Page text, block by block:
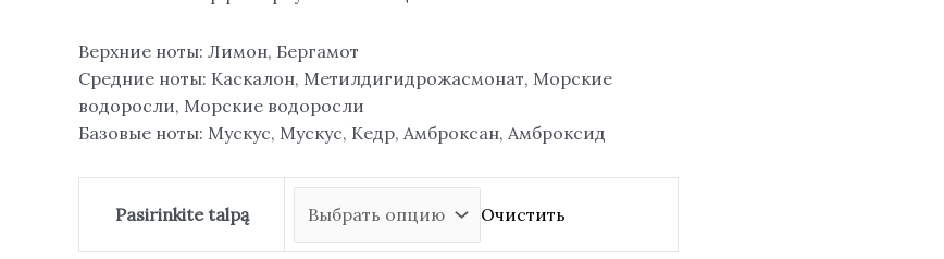
Верхние ноты: Лимон, Бергамот
Средние ноты: Каскалон, Метилдигидрожасмонат, Морские
водоросли, Морские водоросли
Базовые ноты: Мускус, Мускус, Кедр, Амброксан, Амброксид
Pasirinkite talpą Очистить